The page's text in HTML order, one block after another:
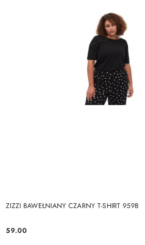
ZIZZI BAWEŁNIANY CZARNY T-SHIRT 959B
Cena:
59.00